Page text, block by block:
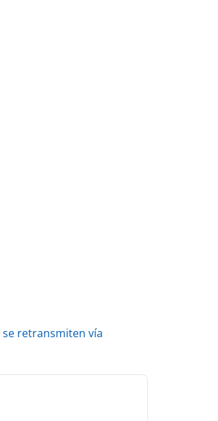
se retransmiten vía